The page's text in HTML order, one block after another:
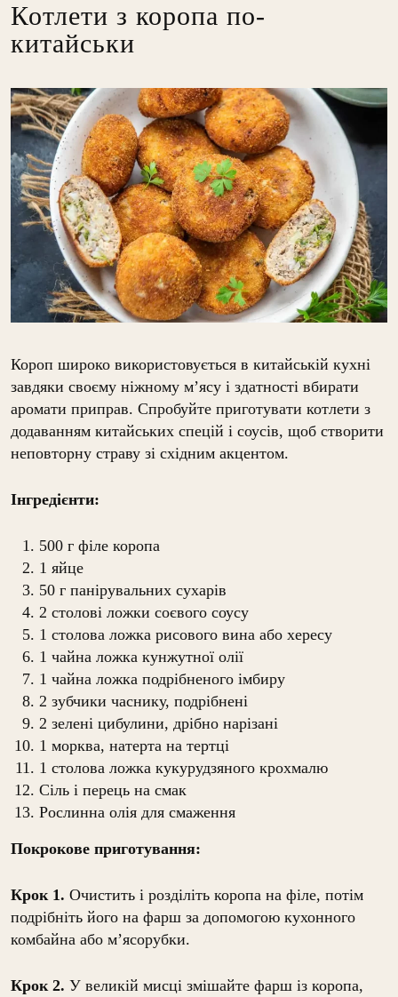
Котлети з коропа по-
китайськи
Короп широко використовується в китайській кухні
завдяки своєму ніжному м’ясу і здатності вбирати
аромати приправ. Спробуйте приготувати котлети з
додаванням китайських спецій і соусів, щоб створити
неповторну страву зі східним акцентом.
Інгредієнти:
500 г філе коропа
1 яйце
50 г панірувальних сухарів
2 столові ложки соєвого соусу
1 столова ложка рисового вина або хересу
1 чайна ложка кунжутної олії
1 чайна ложка подрібненого імбиру
2 зубчики часнику, подрібнені
2 зелені цибулини, дрібно нарізані
1 морква, натерта на тертці
1 столова ложка кукурудзяного крохмалю
Сіль і перець на смак
Рослинна олія для смаження
Покрокове приготування:
Крок 1. Очистить і розділіть коропа на філе, потім
подрібніть його на фарш за допомогою кухонного
комбайна або м’ясорубки.
Крок 2. У великій мисці змішайте фарш із коропа,